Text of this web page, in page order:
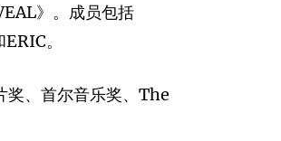
》。成员包括
。
奖、首尔音乐奖、The